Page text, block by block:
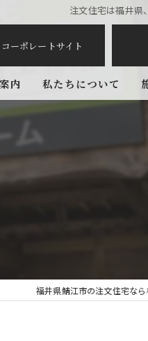
注文住宅は福井県
コーポレートサイト
内
込み
私たちについて
福井県鯖江市の注文住宅な